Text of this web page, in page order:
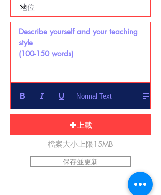
Describe yourself and your teaching
style
(100-150 words)
Normal Text
上載
檔案大小上限15MB
保存並更新